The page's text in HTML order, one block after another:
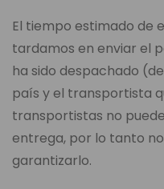
El tiempo estimado de
tardamos en enviar el
ha sido despachado
país y el transportista
transportistas no
entrega, por lo tanto
garantizarlo.